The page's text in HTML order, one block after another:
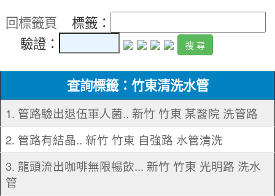
回標籤頁 標籤：
驗證：
查詢標籤：竹東清洗水管
1. 管路驗出退伍軍人菌.. 新竹 竹東 某醫院 洗管路
2. 管路有結晶.. 新竹 竹東 自強路 水管清洗
3. 龍頭流出咖啡無限暢飲... 新竹 竹東 光明路 洗水
管